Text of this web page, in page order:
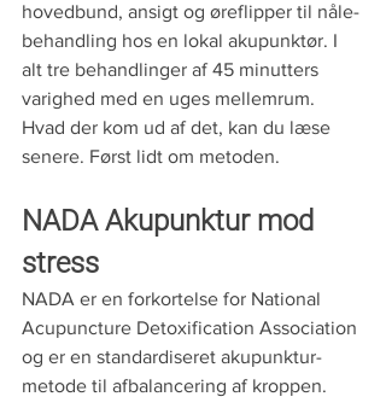
hovedbund, ansigt og øreflipper til nåle-
behandling hos en lokal akupunktør. I
alt tre behandlinger af 45 minutters
varighed med en uges mellemrum.
Hvad der kom ud af det, kan du læse
senere. Først lidt om metoden.
NADA Akupunktur mod
stress
NADA er en forkortelse for National
Acupuncture Detoxification Association
og er en standardiseret akupunktur-
metode til afbalancering af kroppen.